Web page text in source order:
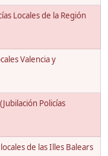
Locales de la Región
Valencia y
Policías
de las Illes Balears